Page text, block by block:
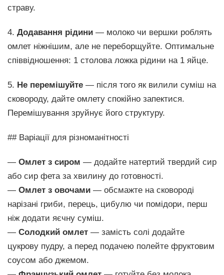
страву.
4. Додавання рідини — молоко чи вершки роблять
омлет ніжнішим, але не переборщуйте. Оптимальне
співвідношення: 1 столова ложка рідини на 1 яйце.
5. Не перемішуйте — після того як вилили суміш на
сковороду, дайте омлету спокійно запектися.
Перемішування зруйнує його структуру.
## Варіації для різноманітності
— Омлет з сиром — додайте натертий твердий сир
або сир фета за хвилину до готовності.
— Омлет з овочами — обсмажте на сковороді
нарізані гриби, перець, цибулю чи помідори, перш
ніж додати яєчну суміш.
— Солодкий омлет — замість солі додайте
цукрову пудру, а перед подачею полейте фруктовим
соусом або джемом.